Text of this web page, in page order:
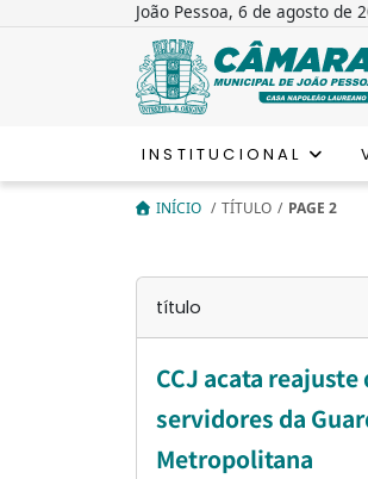
João Pessoa, 6 de agosto de
INSTITUCIONAL
INÍCIO / TÍTULO / PAGE 2
título
CCJ acata reajuste
servidores da
Metropolitana